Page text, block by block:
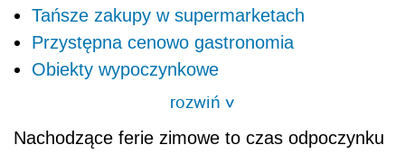
Tańsze zakupy w supermarketach
Przystępna cenowo gastronomia
Obiekty wypoczynkowe
rozwiń>
Nachodzące ferie zimowe to czas odpoczynku